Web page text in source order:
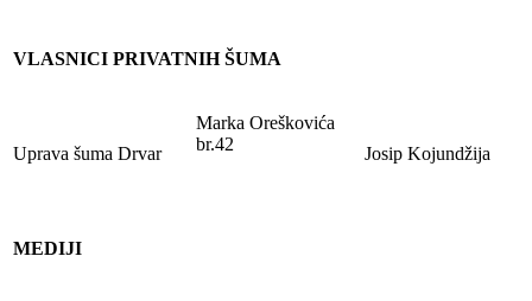
VLASNICI PRIVATNIH ŠUMA
Uprava šuma Drvar
Marka Oreškovića
br.42
Josip Kojundžija
MEDIJI